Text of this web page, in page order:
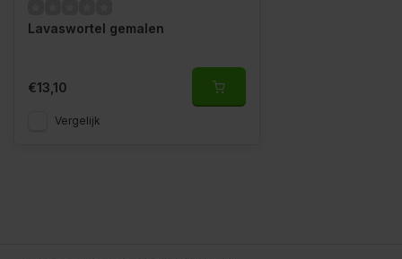
Lavaswortel gemalen
€13,10
Vergelijk